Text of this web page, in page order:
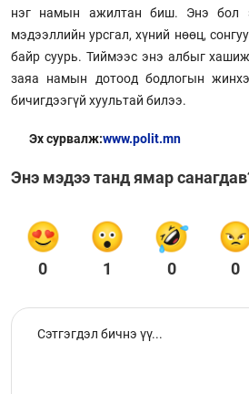
нэг намын ажилтан биш. Энэ бол
мэдээллийн урсгал, хүний нөөц,
байр суурь. Тиймээс энэ албыг
заяа намын дотоод бодлогын
бичигдээгүй хуультай билээ.
Эх сурвалж:www.polit.mn
Энэ мэдээ танд ямар
0 1 0 0